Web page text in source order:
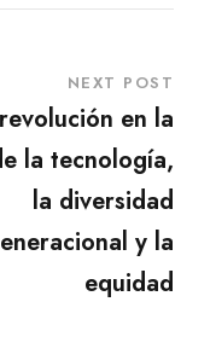
NEXT POST
en la
la tecnología,
la diversidad
y la
equidad